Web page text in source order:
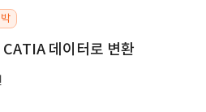
데이터로 변환